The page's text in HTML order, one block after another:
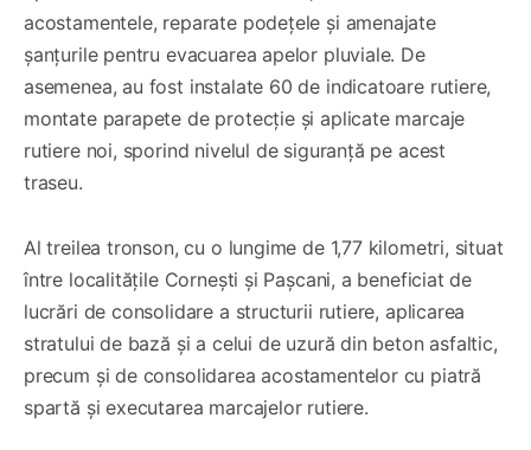
acostamentele, reparate podețele și amenajate
șanțurile pentru evacuarea apelor pluviale. De
asemenea, au fost instalate 60 de indicatoare rutiere,
montate parapete de protecție și aplicate marcaje
rutiere noi, sporind nivelul de siguranță pe acest
traseu.
Al treilea tronson, cu o lungime de 1,77 kilometri, situat
între localitățile Cornești și Pașcani, a beneficiat de
lucrări de consolidare a structurii rutiere, aplicarea
stratului de bază și a celui de uzură din beton asfaltic,
precum și de consolidarea acostamentelor cu piatră
spartă și executarea marcajelor rutiere.